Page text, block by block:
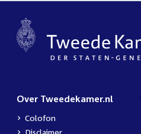
Over Tweedekamer.nl
Colofon
Disclaimer